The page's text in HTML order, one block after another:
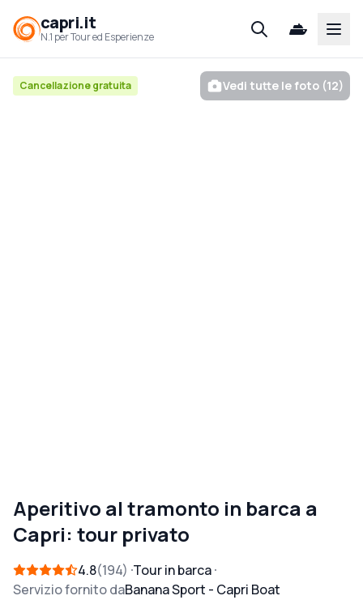
capri.it
N.1 per Tour ed Esperienze
Cancellazione gratuita Vedi tutte le foto (12)
Aperitivo al tramonto in barca a
Capri: tour privato
4.8 194
Tour in barca
Servizio fornito daBanana Sport - Capri Boat